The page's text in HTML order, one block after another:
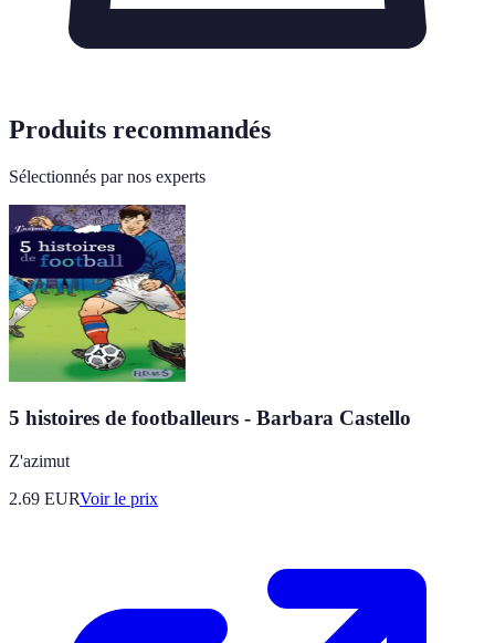
Produits recommandés
Sélectionnés par nos experts
5 histoires de footballeurs - Barbara Castello
Z'azimut
2.69 EURVoir le prix